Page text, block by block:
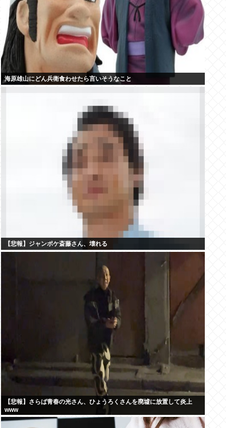
海原雄山にどん兵衛食わせたら言いそうなこと
【悲報】ジャンポケ斎藤さん、壊れる
【悲報】さらば青春の光さん、ひょうろくさんを廃墟に放置して炎上
www